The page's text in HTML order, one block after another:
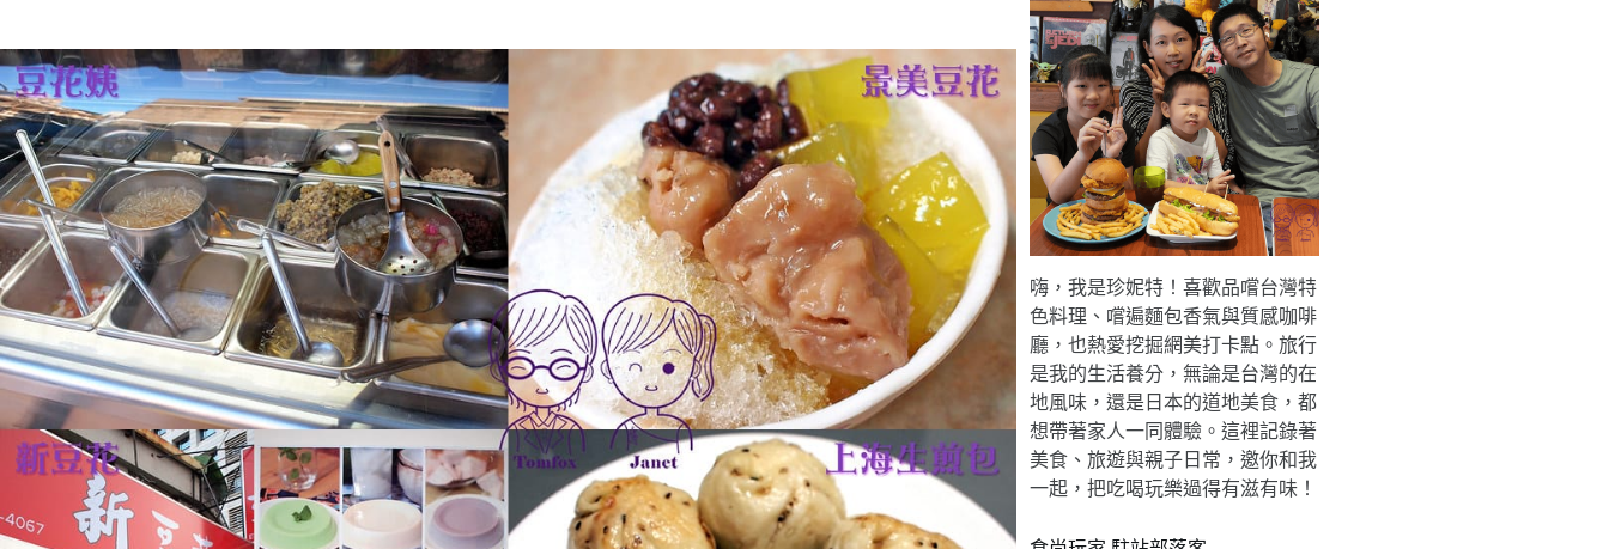
嗨，我是珍妮特！喜歡品嚐台灣特
色料理、嚐遍麵包香氣與質感咖啡
廳，也熱愛挖掘網美打卡點。旅行
是我的生活養分，無論是台灣的在
地風味，還是日本的道地美食，都
想帶著家人一同體驗。這裡記錄著
美食、旅遊與親子日常，邀你和我
一起，把吃喝玩樂過得有滋有味！